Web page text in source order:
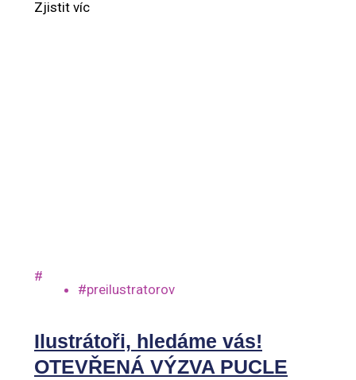
Zjistit víc
#
#preilustratorov
Ilustrátoři, hledáme vás!
OTEVŘENÁ VÝZVA PUCLE